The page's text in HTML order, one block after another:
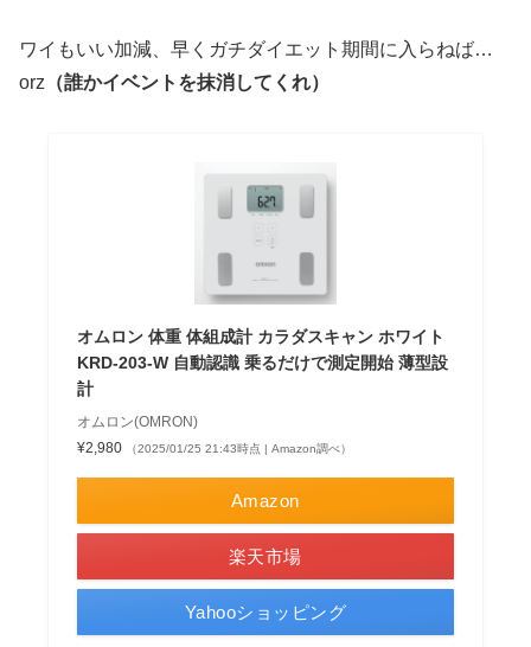
ワイもいい加減、早くガチダイエット期間に入らねば…
orz （誰かイベントを抹消してくれ）
オムロン 体重 体組成計 カラダスキャン ホワイト
KRD-203-W 自動認識 乗るだけで測定開始 薄型設
計
オムロン(OMRON)
¥2,980
（2025/01/25 21:43時点 | Amazon調べ）
Amazon
楽天市場
Yahooショッピング